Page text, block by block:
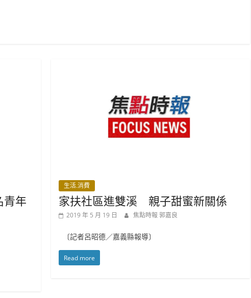
年
生活.消費
家扶社區進雙溪 親子甜蜜新關係
2019 年 5 月 19 日 焦點時報 郭嘉良
〔記者呂昭德／嘉義縣報導〕
Read more